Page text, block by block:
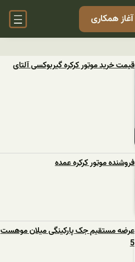
آغاز همکاری
قیمت خرید موتور کرکره گیربوکسی آلتای
فروشنده موتور کرکره عمده
عرضه مستقیم جک پارکینگی میلان موهست
5